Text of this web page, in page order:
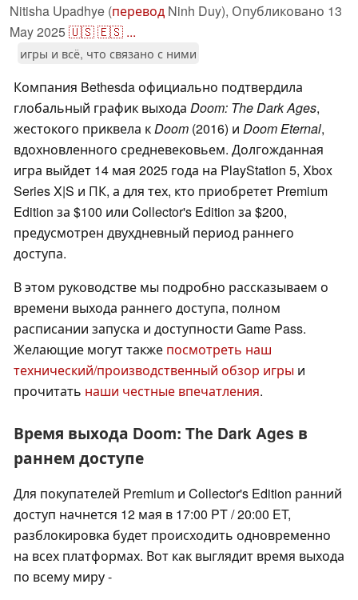
Nitisha Upadhye (перевод Ninh Duy), Опубликовано 13
May 2025🇺🇸🇪🇸 ...
игры и всё, что связано с ними
Компания Bethesda официально подтвердила
глобальный график выхода Doom: The Dark Ages,
жестокого приквела кDoom (2016) и Doom Eternal,
вдохновленного средневековьем. Долгожданная
игра выйдет 14 мая 2025 года на PlayStation 5, Xbox
Series X|S и ПК, а для тех, кто приобретет Premium
Edition за $100 или Collector's Edition за $200,
предусмотрен двухдневный период раннего
доступа.
В этом руководстве мы подробно рассказываем о
времени выхода раннего доступа, полном
расписании запуска и доступности Game Pass.
Желающие могут также посмотреть наш
технический/производственный обзор игры и
прочитать наши честные впечатления.
Время выхода Doom: The Dark Ages в
раннем доступе
Для покупателей Premium и Collector's Edition ранний
доступ начнется 12 мая в 17:00 PT / 20:00 ET,
разблокировка будет происходить одновременно
на всех платформах. Вот как выглядит время выхода
по всему миру -